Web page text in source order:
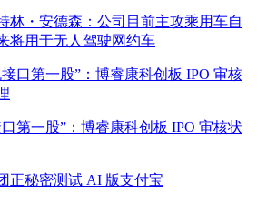
林・安德森：公司目前主攻乘用车自
将用于无人驾驶网约车
第一股”：博睿康科创板 IPO 审核状